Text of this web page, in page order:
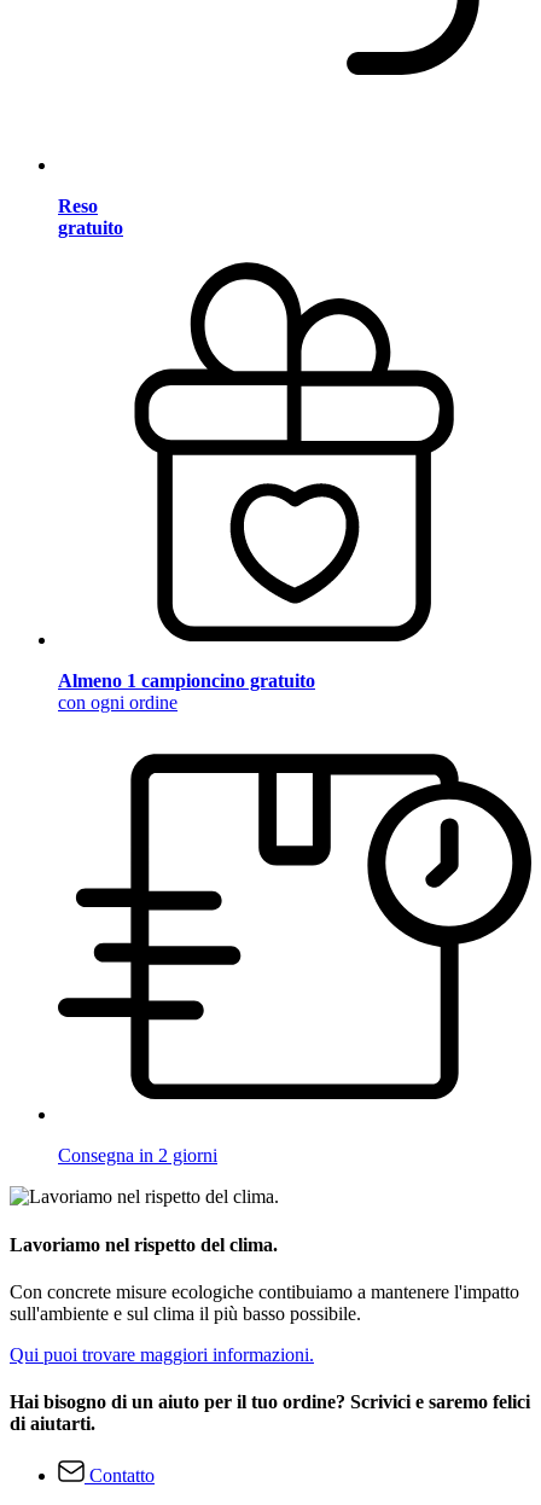
Reso
gratuito
Almeno 1 campioncino gratuito
con ogni ordine
Consegna in 2 giorni
Lavoriamo nel rispetto del clima.
Con concrete misure ecologiche contibuiamo a mantenere l'impatto
sull'ambiente e sul clima il più basso possibile.
Qui puoi trovare maggiori informazioni.
Hai bisogno di un aiuto per il tuo ordine? Scrivici e saremo felici
di aiutarti.
Contatto